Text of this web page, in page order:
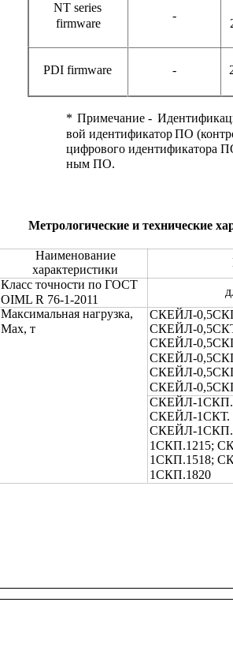
NT series
firmware
-
PDI firmware -
* Примечание -
вой идентификатор ПО
цифрового идентификатора
ным ПО.
Метрологические и технические
Наименование
характеристики
Класс точности по ГОСТ
OIML R 76-1-2011
Максимальная нагрузка,
Max, т
СКЕЙЛ-
СКЕЙЛ-
СКЕЙЛ-
СКЕЙЛ-
СКЕЙЛ-
СКЕЙЛ-
СКЕЙЛ-
СКЕЙЛ-1СКТ.
СКЕЙЛ-
1СКП.1215;
1СКП.1518;
1СКП.1820